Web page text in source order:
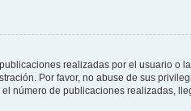
realizadas por el usuario o
Por favor, no abuse de sus
número de publicaciones realizadas,